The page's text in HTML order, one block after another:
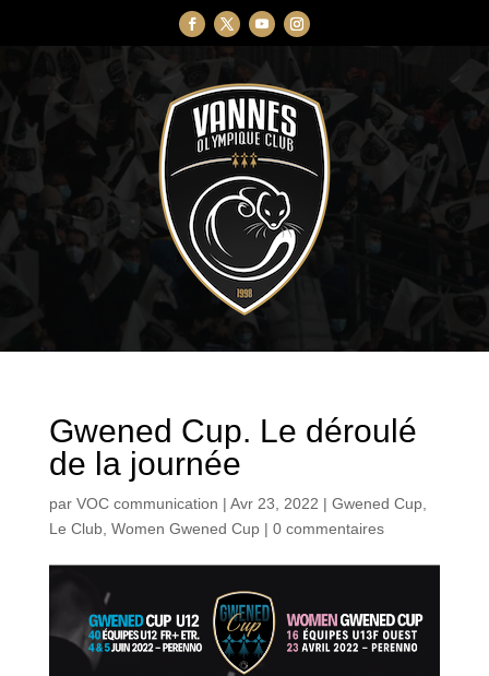
Gwened Cup. Le déroulé
de la journée
par VOC communication | Avr 23, 2022 | Gwened Cup,
Le Club, Women Gwened Cup| 0 commentaires